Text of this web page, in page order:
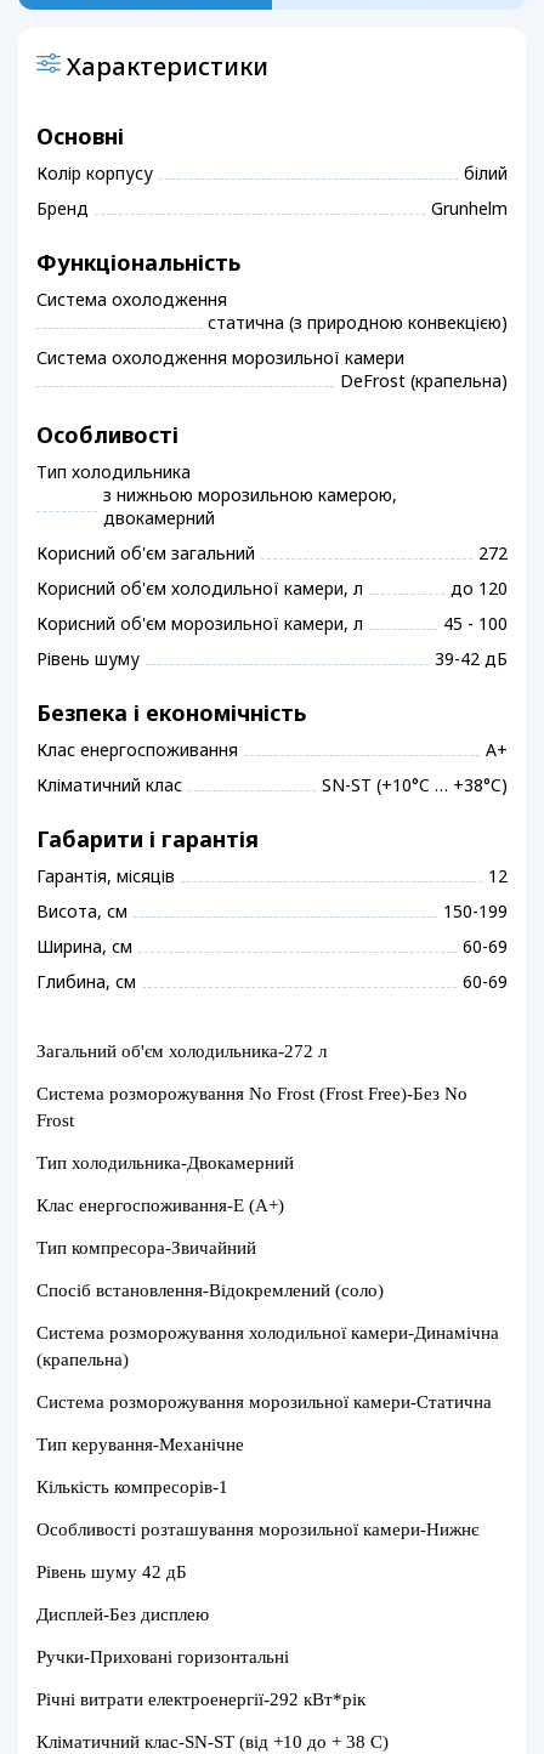
Характеристики
Основні
Колір корпусу
білий
Бренд
Grunhelm
Функціональність
Система охолодження
статична (з природною конвекцією)
Система охолодження морозильної камери
DeFrost (крапельна)
Особливості
Тип холодильника
з нижньою морозильною камерою,
двокамерний
Корисний об'єм загальний
272
Корисний об'єм холодильної камери, л
до 120
Корисний об'єм морозильної камери, л
45 - 100
Рівень шуму
39-42 дБ
Безпека і економічність
Клас енергоспоживання
A+
Кліматичний клас
SN-ST (+10°C … +38°C)
Габарити і гарантія
Гарантія, місяців
12
Висота, см
150-199
Ширина, см
60-69
Глибина, см
60-69
Загальний об'єм холодильника-272 л
Система розморожування No Frost (Frost Free)-Без No
Frost
Тип холодильника-Двокамерний
Клас енергоспоживання-E (А+)
Тип компресора-Звичайний
Спосіб встановлення-Відокремлений (соло)
Система розморожування холодильної камери-Динамічна
(крапельна)
Система розморожування морозильної камери-Статична
Тип керування-Механічне
Кількість компресорів-1
Особливості розташування морозильної камери-Нижнє
Рівень шуму 42 дБ
Дисплей-Без дисплею
Ручки-Приховані горизонтальні
Річні витрати електроенергії-292 кВт*рік
Кліматичний клас-SN-ST (від +10 до + 38 C)